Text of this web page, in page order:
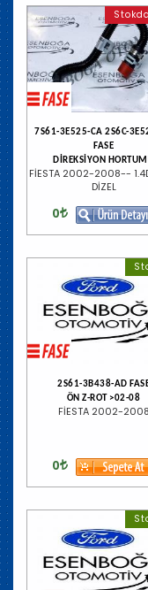
7S61-3E525-CA 2S6C-
FASE
DİREKSİYON
FİESTA 2002-2008--
DİZEL
0
2S61-3B438-AD
ÖN Z-ROT >02-08
FİESTA 2002-2008
0